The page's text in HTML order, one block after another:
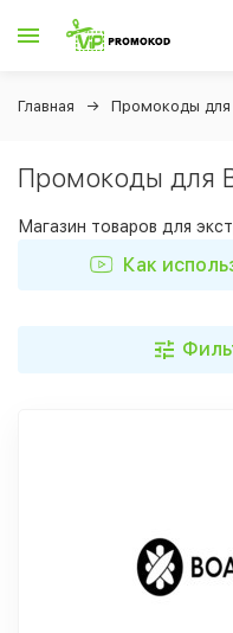
Главная Промокоды для
Промокоды для
Магазин товаров для
Как